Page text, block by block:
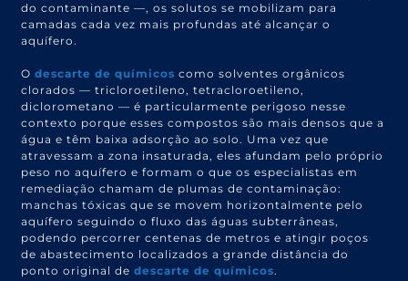
do contaminante —, os solutos se mobilizam para
camadas cada vez mais profundas até alcançar o
aquífero.
Odescarte de químicos como solventes orgânicos
clorados — tricloroetileno, tetracloroetileno,
diclorometano — é particularmente perigoso nesse
contexto porque esses compostos são mais densos que a
água e têm baixa adsorção ao solo. Uma vez que
atravessam a zona insaturada, eles afundam pelo próprio
peso no aquífero e formam o que os especialistas em
remediação chamam de plumas de contaminação:
manchas tóxicas que se movem horizontalmente pelo
aquífero seguindo o fluxo das águas subterrâneas,
podendo percorrer centenas de metros e atingir poços
de abastecimento localizados a grande distância do
ponto original dedescarte de químicos.